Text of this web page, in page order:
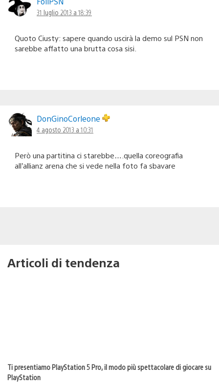
31 luglio 2013 a 18:39
Quoto Ciusty: sapere quando uscirà la demo sul PSN non
sarebbe affatto una brutta cosa sisi.
DonGinoCorleone
4 agosto 2013 a 10:31
Però una partitina ci starebbe….quella coreografia
all’allianz arena che si vede nella foto fa sbavare
Articoli di tendenza
Ti presentiamo PlayStation 5 Pro, il modo più spettacolare di giocare su
PlayStation